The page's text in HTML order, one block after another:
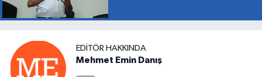
EDITÖR HAKKINDA
Mehmet Emin Danış